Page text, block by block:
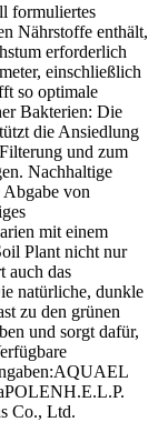
formuliertes
Nährstoffe enthält,
erforderlich
einschließlich
so optimale
Bakterien: Die
die Ansiedlung
und zum
Nachhaltige
von
mit einem
Plant nicht nur
auch das
natürliche, dunkle
zu den grünen
und sorgt dafür,
Co., Ltd.